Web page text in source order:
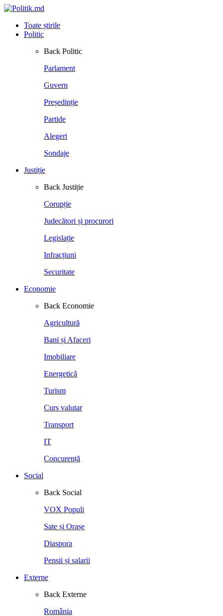
Toate știrile
Politic
Back Politic
Parlament
Guvern
Președinție
Partide
Alegeri
Sondaje
Justiție
Back Justiție
Corupție
Judecători și procurori
Legislație
Infracțiuni
Securitate
Economie
Back Economie
Agricultură
Bani și Afaceri
Imobiliare
Energetică
Turism
Curs valutar
Transport
IT
Concurență
Social
Back Social
VOX Populi
Sate și Orașe
Diaspora
Pensii și salarii
Externe
Back Externe
România